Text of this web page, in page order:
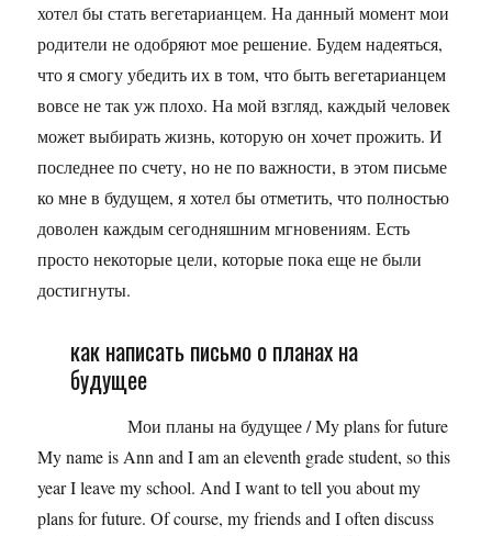
хотел бы стать вегетарианцем. На данный момент мои
родители не одобряют мое решение. Будем надеяться,
что я смогу убедить их в том, что быть вегетарианцем
вовсе не так уж плохо. На мой взгляд, каждый человек
может выбирать жизнь, которую он хочет прожить. И
последнее по счету, но не по важности, в этом письме
ко мне в будущем, я хотел бы отметить, что полностью
доволен каждым сегодняшним мгновениям. Есть
просто некоторые цели, которые пока еще не были
достигнуты.
как написать письмо о планах на
будущее
Мои планы на будущее / My plans for future
My name is Ann and I am an eleventh grade student, so this
year I leave my school. And I want to tell you about my
plans for future. Of course, my friends and I often discuss